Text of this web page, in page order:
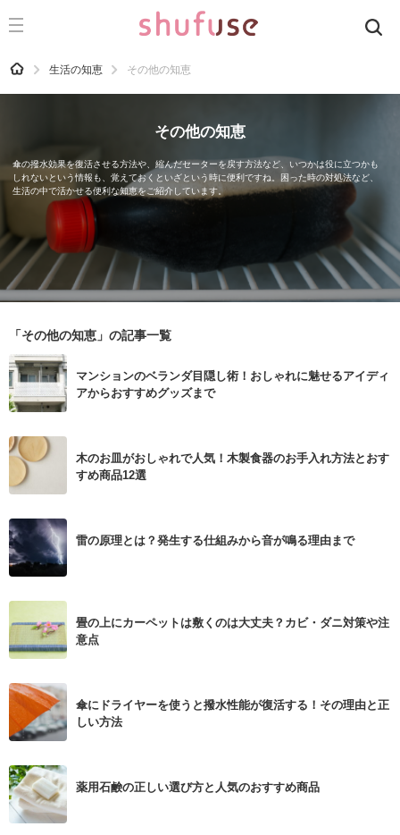
CATEGORY 記事カテゴリ
気になる
洗濯
生活の知恵
お金
掃除
マナー
食材辞典
おすすめ
HOME 生活の知恵 その他の知恵
その他の知恵
傘の撥水効果を復活させる方法や、縮んだセーターを戻す方法など、いつかは役に立つかも
しれないという情報も、覚えておくといざという時に便利ですね。困った時の対処法など、
生活の中で活かせる便利な知恵をご紹介しています。
「その他の知恵」の記事一覧
マンションのベランダ目隠し術！おしゃれに魅せるアイディ
アからおすすめグッズまで
木のお皿がおしゃれで人気！木製食器のお手入れ方法とおす
すめ商品12選
雷の原理とは？発生する仕組みから音が鳴る理由まで
畳の上にカーペットは敷くのは大丈夫？カビ・ダニ対策や注
意点
傘にドライヤーを使うと撥水性能が復活する！その理由と正
しい方法
薬用石鹸の正しい選び方と人気のおすすめ商品